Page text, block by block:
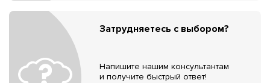
Затрудняетесь с выбором?
Напишите нашим консультантам
и получите быстрый ответ!